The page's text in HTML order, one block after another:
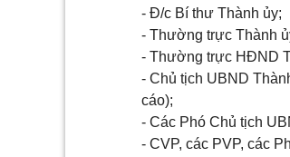
- Đ/c Bí thư Thành ủy;
- Thường trực Thành
- Thường trực HĐND
- Chủ tịch UBND
cáo);
- Các Phó Chủ tịch
- CVP, các PVP, các